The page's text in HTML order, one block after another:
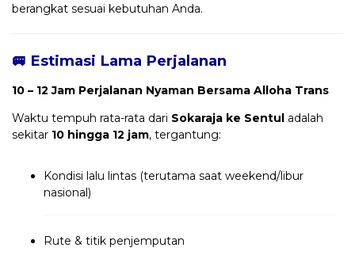
berangkat sesuai kebutuhan Anda.
🚐 Estimasi Lama Perjalanan
10 – 12 Jam Perjalanan Nyaman Bersama Alloha Trans
Waktu tempuh rata-rata dari Sokaraja ke Sentul adalah
sekitar 10 hingga 12 jam, tergantung:
Kondisi lalu lintas (terutama saat weekend/libur
nasional)
Rute & titik penjemputan